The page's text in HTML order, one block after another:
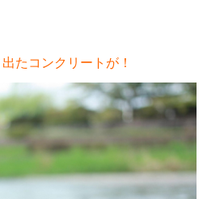
たコンクリートが！